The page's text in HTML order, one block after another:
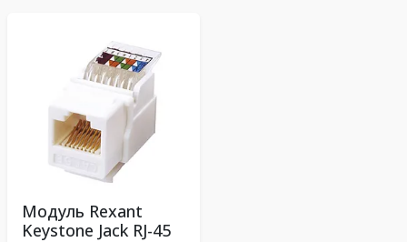
Модуль Rexant
Keystone Jack RJ-45